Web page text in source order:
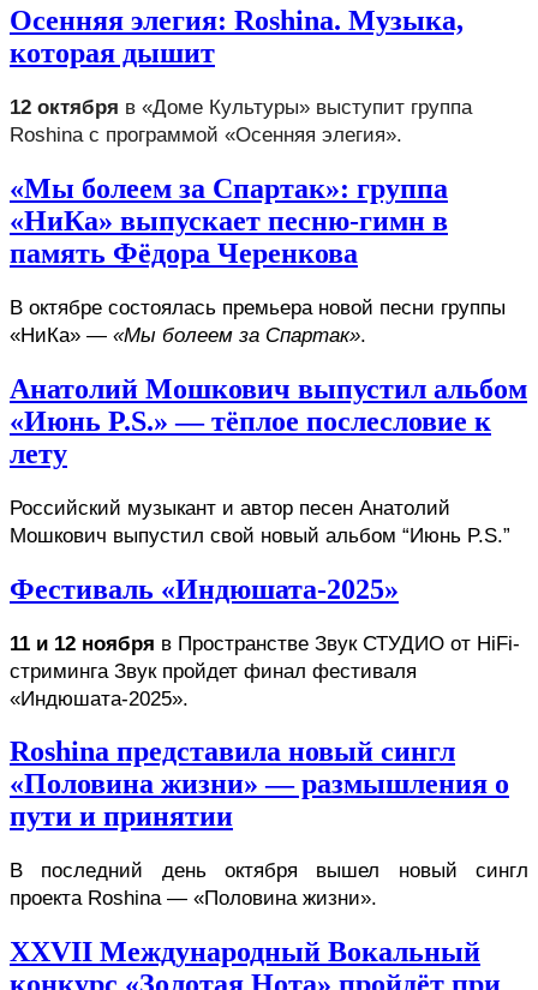
Осенняя элегия: Roshina. Музыка,
которая дышит
12 октября в «Доме Культуры» выступит группа
Roshina с программой «Осенняя элегия».
«Мы болеем за Спартак»: группа
«НиКа» выпускает песню-гимн в
память Фёдора Черенкова
В октябре состоялась премьера новой песни группы
«НиКа» — «Мы болеем за Спартак».
Анатолий Мошкович выпустил альбом
«Июнь P.S.» — тёплое послесловие к
лету
Российский музыкант и автор песен Анатолий
Мошкович выпустил свой новый альбом “Июнь P.S.”
Фестиваль «Индюшата-2025»
11 и 12 ноября в Пространстве Звук СТУДИО от HiFi-
стриминга Звук пройдет финал фестиваля
«Индюшата-2025».
Roshina представила новый сингл
«Половина жизни» — размышления о
пути и принятии
В последний день октября вышел новый сингл
проекта Roshina — «Половина жизни».
XXVII Международный Вокальный